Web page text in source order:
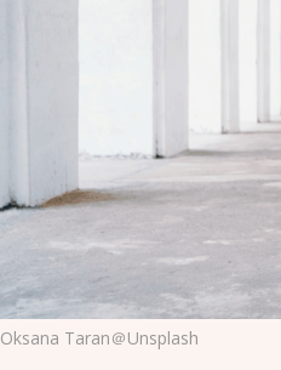
Oksana Taran＠Unsplash